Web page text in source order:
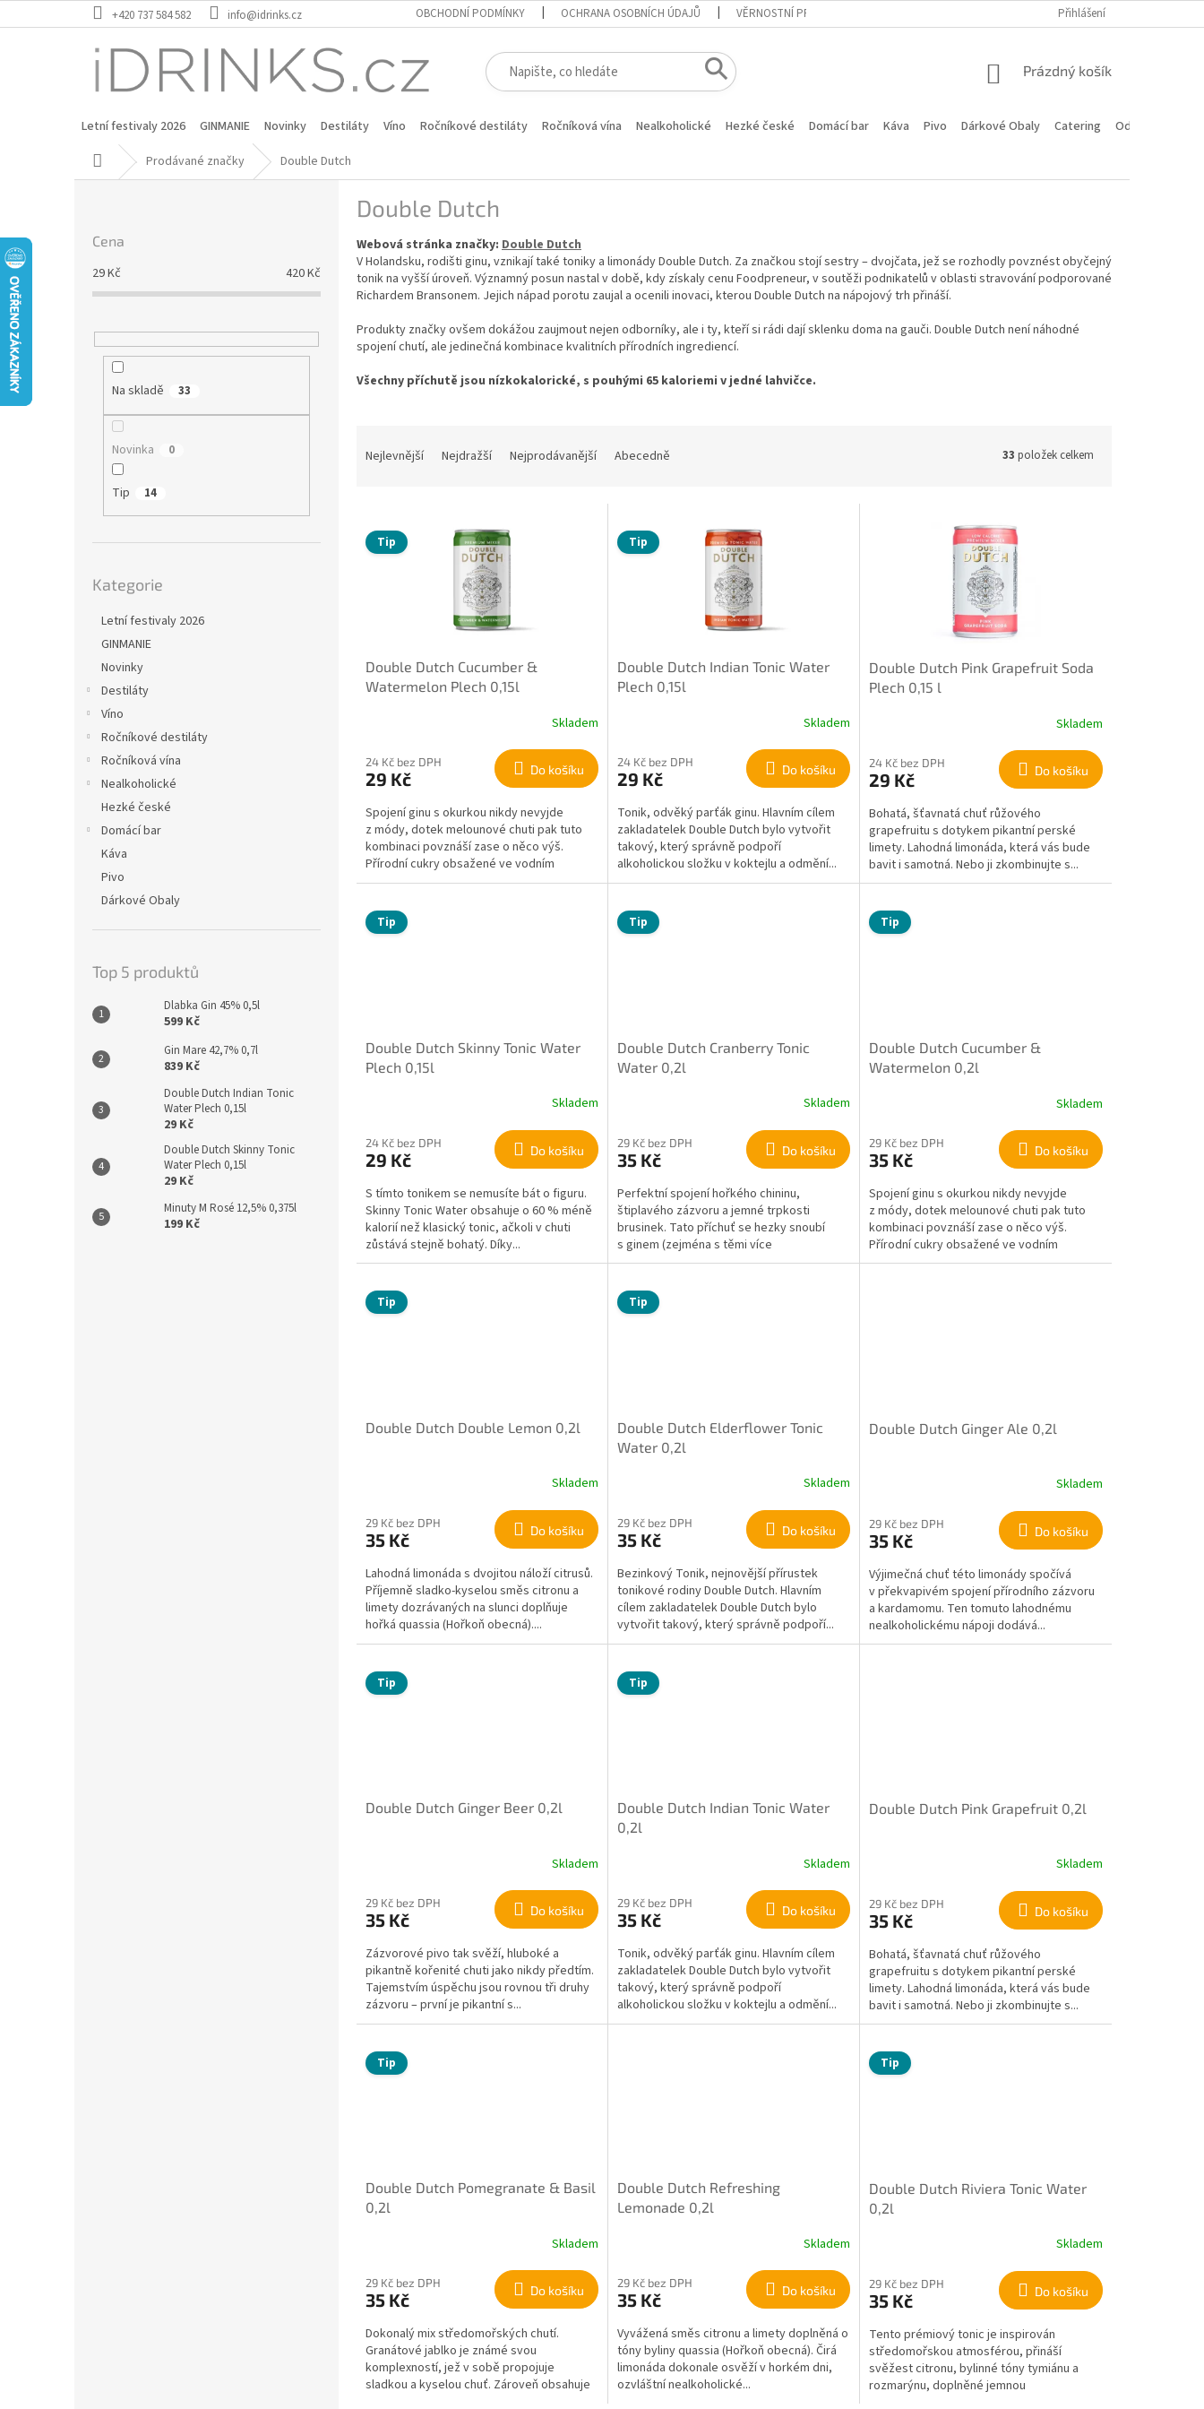
na
+420 737 584 582 info@idrinks.cz OBCHODNÍ PODMÍNKY OCHRANA OSOBNÍCH ÚDAJŮ VĚRNOSTNÍ PROGRAM HODNOCENÍ OBCHODU
Přihlášení
NÁKUPNÍ
Prázdný košík
Letní festivaly 2026 GINMANIE Novinky Destiláty Víno Ročníkové destiláty Ročníková vína Nealkoholické Hezké české Domácí bar Káva Pivo Dárkové Obaly Catering
Odstoupení od
Domů Prodávané značky Double Dutch
Cena
29Kč 420Kč
Na skladě 33
Novinka 0
Tip 14
kategorie
Kategorie
Letní festivaly 2026
GINMANIE
Novinky
Destiláty
Víno
Ročníkové destiláty
Ročníková vína
Nealkoholické
Hezké české
Domácí bar
Káva
Pivo
Dárkové Obaly
Top 5 produktů
Dlabka Gin 45% 0,5l
599 Kč
Gin Mare 42,7% 0,7l
839 Kč
Double Dutch Indian Tonic
Water Plech 0,15l
29 Kč
Double Dutch Skinny Tonic
Water Plech 0,15l
29 Kč
Minuty M Rosé 12,5% 0,375l
199 Kč
Double Dutch
Webová stránka značky: Double Dutch
V Holandsku, rodišti ginu, vznikají také toniky a limonády Double Dutch. Za značkou stojí sestry – dvojčata, jež se rozhodly povznést obyčejný
tonik na vyšší úroveň. Významný posun nastal v době, kdy získaly cenu Foodpreneur, v soutěži podnikatelů v oblasti stravování podporované
Richardem Bransonem. Jejich nápad porotu zaujal a ocenili inovaci, kterou Double Dutch na nápojový trh přináší.
Produkty značky ovšem dokážou zaujmout nejen odborníky, ale i ty, kteří si rádi dají sklenku doma na gauči. Double Dutch není náhodné
spojení chutí, ale jedinečná kombinace kvalitních přírodních ingrediencí.
Všechny příchutě jsou nízkokalorické, s pouhými 65 kaloriemi v jedné lahvičce.
p
Nejlevnější Nejdražší Nejprodávanější Abecedně 33 položek celkem
p
Tip
Double Dutch Cucumber &
Watermelon Plech 0,15l
Skladem
24 Kč bez DPH
29 Kč Do košíku
Spojení ginu s okurkou nikdy nevyjde
z módy, dotek melounové chuti pak tuto
kombinaci povznáší zase o něco výš.
Přírodní cukry obsažené ve vodním
melounu...
Tip
Double Dutch Indian Tonic Water
Plech 0,15l
Skladem
24 Kč bez DPH
29 Kč Do košíku
Tonik, odvěký parťák ginu. Hlavním cílem
zakladatelek Double Dutch bylo vytvořit
takový, který správně podpoří
alkoholickou složku v koktejlu a odmění...
Double Dutch Pink Grapefruit Soda
Plech 0,15 l
Skladem
24 Kč bez DPH
29 Kč Do košíku
Bohatá, šťavnatá chuť růžového
grapefruitu s dotykem pikantní perské
limety. Lahodná limonáda, která vás bude
bavit i samotná. Nebo ji zkombinujte s...
Tip
Double Dutch Skinny Tonic Water
Plech 0,15l
Skladem
24 Kč bez DPH
29 Kč Do košíku
S tímto tonikem se nemusíte bát o figuru.
Skinny Tonic Water obsahuje o 60 % méně
kalorií než klasický tonic, ačkoli v chuti
zůstává stejně bohatý. Díky...
Tip
Double Dutch Cranberry Tonic
Water 0,2l
Skladem
29 Kč bez DPH
35 Kč Do košíku
Perfektní spojení hořkého chininu,
štiplavého zázvoru a jemné trpkosti
brusinek. Tato příchuť se hezky snoubí
s ginem (zejména s těmi více
květinovými),...
Tip
Double Dutch Cucumber &
Watermelon 0,2l
Skladem
29 Kč bez DPH
35 Kč Do košíku
Spojení ginu s okurkou nikdy nevyjde
z módy, dotek melounové chuti pak tuto
kombinaci povznáší zase o něco výš.
Přírodní cukry obsažené ve vodním
melounu...
Tip
Double Dutch Double Lemon 0,2l
Skladem
29 Kč bez DPH
35 Kč Do košíku
Lahodná limonáda s dvojitou náloží citrusů.
Příjemně sladko-kyselou směs citronu a
limety dozrávaných na slunci doplňuje
hořká quassia (Hořkoň obecná)....
Tip
Double Dutch Elderflower Tonic
Water 0,2l
Skladem
29 Kč bez DPH
35 Kč Do košíku
Bezinkový Tonik, nejnovější přírustek
tonikové rodiny Double Dutch. Hlavním
cílem zakladatelek Double Dutch bylo
vytvořit takový, který správně podpoří...
Double Dutch Ginger Ale 0,2l
Skladem
29 Kč bez DPH
35 Kč Do košíku
Výjimečná chuť této limonády spočívá
v překvapivém spojení přírodního zázvoru
a kardamomu. Ten tomuto lahodnému
nealkoholickému nápoji dodává...
Tip
Double Dutch Ginger Beer 0,2l
Skladem
29 Kč bez DPH
35 Kč Do košíku
Zázvorové pivo tak svěží, hluboké a
pikantně kořenité chuti jako nikdy předtím.
Tajemstvím úspěchu jsou rovnou tři druhy
zázvoru – první je pikantní s...
Tip
Double Dutch Indian Tonic Water
0,2l
Skladem
29 Kč bez DPH
35 Kč Do košíku
Tonik, odvěký parťák ginu. Hlavním cílem
zakladatelek Double Dutch bylo vytvořit
takový, který správně podpoří
alkoholickou složku v koktejlu a odmění...
Double Dutch Pink Grapefruit 0,2l
Skladem
29 Kč bez DPH
35 Kč Do košíku
Bohatá, šťavnatá chuť růžového
grapefruitu s dotykem pikantní perské
limety. Lahodná limonáda, která vás bude
bavit i samotná. Nebo ji zkombinujte s...
Tip
Double Dutch Pomegranate & Basil
0,2l
Skladem
29 Kč bez DPH
35 Kč Do košíku
Dokonalý mix středomořských chutí.
Granátové jablko je známé svou
komplexností, jež v sobě propojuje
sladkou a kyselou chuť. Zároveň obsahuje
Double Dutch Refreshing
Lemonade 0,2l
Skladem
29 Kč bez DPH
35 Kč Do košíku
Vyvážená směs citronu a limety doplněná o
tóny byliny quassia (Hořkoň obecná). Čirá
limonáda dokonale osvěží v horkém dni,
ozvláštní nealkoholické...
Tip
Double Dutch Riviera Tonic Water
0,2l
Skladem
29 Kč bez DPH
35 Kč Do košíku
Tento prémiový tonic je inspirován
středomořskou atmosférou, přináší
svěžest citronu, bylinné tóny tymiánu a
rozmarýnu, doplněné jemnou